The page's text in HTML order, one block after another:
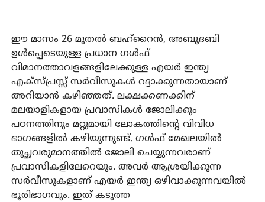
ഈ മാസം 26 മുതല്‍ ബഹ്റൈന്‍, അബൂദബി
ഉള്‍പ്പെടെയുള്ള പ്രധാന ഗള്‍ഫ്
വിമാനത്താവളങ്ങളിലേക്കുള്ള എയര്‍ ഇന്ത്യ
എക്‌സ്പ്രസ്സ് സര്‍വീസുകള്‍ റദ്ദാക്കുന്നതായാണ്
അറിയാന്‍ കഴിഞ്ഞത്. ലക്ഷക്കണക്കിന്
മലയാളികളായ പ്രവാസികള്‍ ജോലിക്കും
പഠനത്തിനും മറ്റുമായി ലോകത്തിന്റെ വിവിധ
ഭാഗങ്ങളില്‍ കഴിയുന്നുണ്ട്. ഗള്‍ഫ് മേഖലയില്‍
തുച്ഛവരുമാനത്തില്‍ ജോലി ചെയ്യുന്നവരാണ്
പ്രവാസികളിലേറെയും. അവര്‍ ആശ്രയിക്കുന്ന
സര്‍വീസുകളാണ് എയര്‍ ഇന്ത്യ ഒഴിവാക്കുന്നവയില്‍
ഭൂരിഭാഗവും. ഇത് കടുത്ത